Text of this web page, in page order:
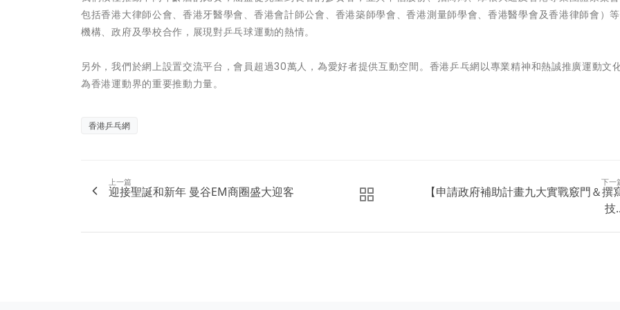
包括香港大律師公會、香港牙醫學會、香港會計師公會、香港築師學會、香港測量師學會、香港醫學會及香港律師會）等
機構、政府及學校合作，展現對乒乓球運動的熱情。
另外，我們於網上設置交流平台，會員超過30萬人，為愛好者提供互動空間。香港乒乓網以專業精神和熱誠推廣運動文
為香港運動界的重要推動力量。
香港乒乓網
上一篇
迎接聖誕和新年 曼谷EM商圈盛大迎客
下一
【申請政府補助計畫九大實戰竅門＆撰
技